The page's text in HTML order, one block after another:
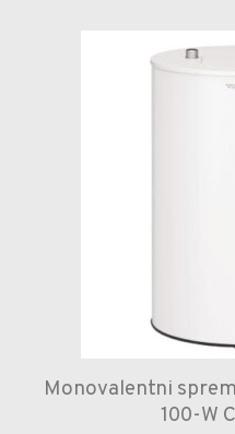
Monovalentni
100-W